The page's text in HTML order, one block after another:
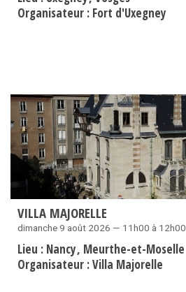
Organisateur : Fort d'Uxegney
VILLA MAJORELLE
dimanche 9 août 2026 — 11h00 à 12h00
Lieu : Nancy Meurthe-et-Moselle
Organisateur :Villa Majorelle